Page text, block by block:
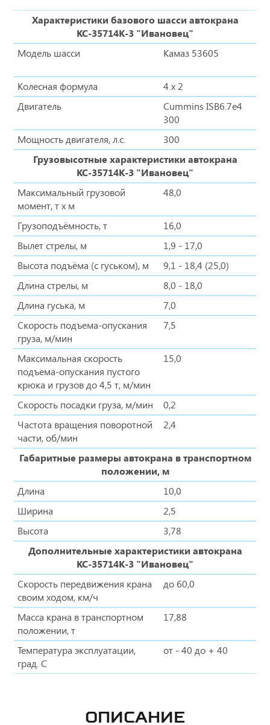
Характеристики базового шасси автокрана
КС-35714К-3 "Ивановец"
Модель шасси
Камаз 53605
Колесная формула
4 х 2
Двигатель
Cummins ISB6.7e4
300
Мощность двигателя, л.с.
300
Грузовысотные характеристики автокрана
КС-35714К-3 "Ивановец"
Максимальный грузовой
момент, т х м
48,0
Грузоподъёмность, т
16,0
Вылет стрелы, м
1,9 - 17,0
Высота подъёма (с гуськом), м
9,1 - 18,4 (25,0)
Длина стрелы, м
8,0 - 18,0
Длина гуська, м
7,0
Скорость подъема-опускания
груза, м/мин
7,5
Максимальная скорость
подъема-опускания пустого
крюка и грузов до 4,5 т, м/мин
15,0
Скорость посадки груза, м/мин
0,2
Частота вращения поворотной
части, об/мин
2,4
Габаритные размеры автокрана в транспортном
положении, м
Длина
10,0
Ширина
2,5
Высота
3,78
Дополнительные характеристики автокрана
КС-35714К-3 "Ивановец"
Скорость передвижения крана
своим ходом, км/ч
до 60,0
Масса крана в транспортном
положении, т
17,88
Температура эксплуатации,
град. С
от - 40 до + 40
ОПИСАНИЕ